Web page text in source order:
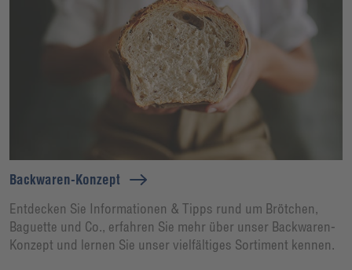
Backwaren-Konzept
Entdecken Sie Informationen & Tipps rund um Brötchen,
Baguette und Co., erfahren Sie mehr über unser Backwaren-
Konzept und lernen Sie unser vielfältiges Sortiment kennen.